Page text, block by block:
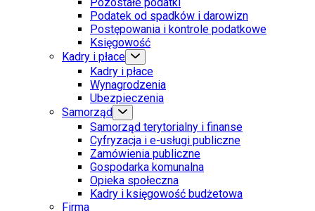
Podatek od spadków i darowizn
Postępowania i kontrole podatkowe
Księgowość
Kadry i płace
Kadry i płace
Wynagrodzenia
Ubezpieczenia
Samorząd
Samorząd terytorialny i finanse
Cyfryzacja i e-usługi publiczne
Zamówienia publiczne
Gospodarka komunalna
Opieka społeczna
Kadry i księgowość budżetowa
Firma